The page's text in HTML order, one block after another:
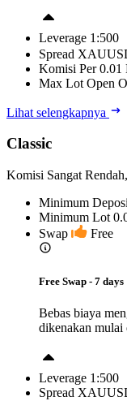
Leverage 1:500
Spread
Komisi Per 0.01
Max Lot Open
Lihat selengkapnya
Classic
Komisi Sangat
Minimum
Minimum Lot
Swap
Free
Free Swap - 7 days
Bebas biaya
dikenakan mulai
Leverage 1:500
Spread